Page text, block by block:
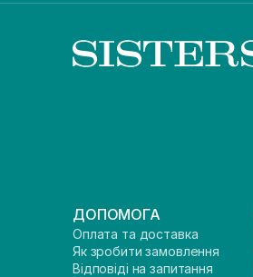
ДОПОМОГА
Оплата та доставка
Як зробити замовлення
Відповіді на запитання